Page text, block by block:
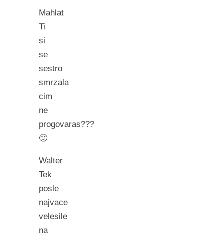
Mahlat
Ti
si
se
sestro
smrzala
cim
ne
progovaras???
🙂
Walter
Tek
posle
najvace
velesile
na